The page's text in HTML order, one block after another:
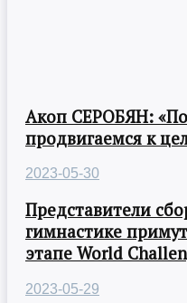
Акоп СЕРОБЯН:
продвигаемся к
2023-05-30
Представители
гимнастике
этапе World
2023-05-29